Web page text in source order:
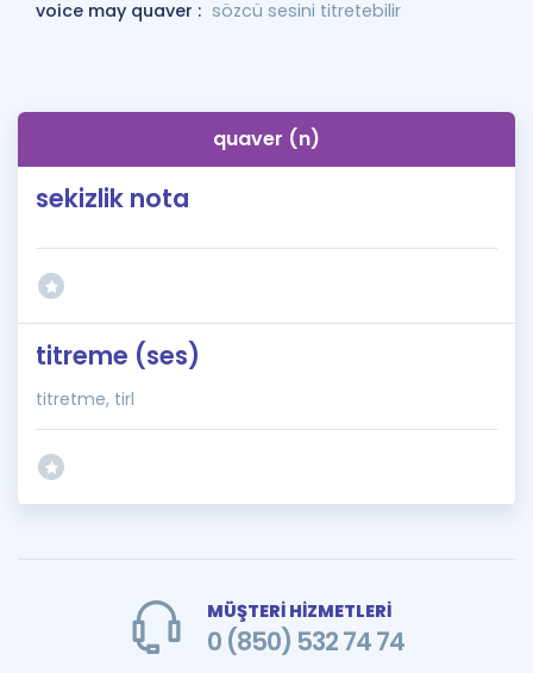
voice may quaver : sözcü sesini titretebilir
quaver (n)
sekizlik nota
titreme (ses)
titretme, tirl
MÜŞTERİ HİZMETLERİ
0 (850) 532 74 74